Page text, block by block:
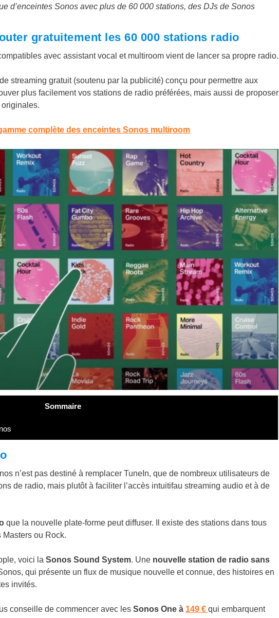
d’enceintes Sonos avec plus de 60 000 stations, des DJs de Sonos
gratuitement les 60 000 stations radio
avec assistant vocal et multiroom vient de lancer sa propre radio.
streaming gratuit (soutenu par la publicité) conçu pour permettre aux
plus facilement vos stations de radio préférées, mais aussi de proposer
complète des enceintes Sonos multiroom
Sommaire
n’est pas destiné à remplacer TuneIn, que de nombreux utilisateurs de
de radio, mais plutôt à faciliter l’accès intuitifau streaming audio et à de
que la nouvelle plate-forme peut diffuser. Il existe des stations dans tous
Masters ou Rock.
voici la Sonos Sound System. Une nouvelle station de radio sans
qui présente un flux de musique nouvelle et connue, des histoires en
invités.
conseille de commencer avec les Sonos One à 149€ qui embarquent